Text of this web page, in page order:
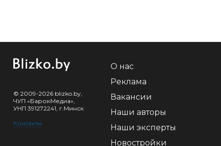
© 2009-2026 blizko.by,
ЧУП «БарокМедиа»,
УНП 391272241, г.Минск
Контакты
О нас
Реклама
Вакансии
Наши авторы
Наши эксперты
Новостройки